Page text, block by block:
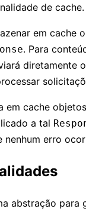
de cache.
em cache o
. Para
diretamente
em cache objetos
a tal
nenhum erro
abstração para